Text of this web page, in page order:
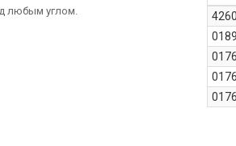
любым углом.